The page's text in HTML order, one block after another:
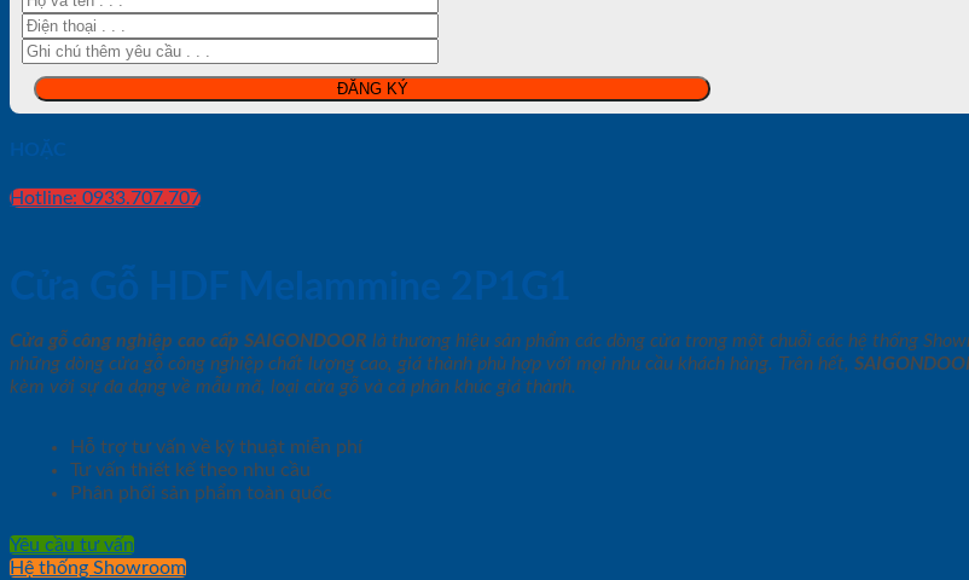
HOẶC
Hotline: 0933.707.707
Cửa Gỗ HDF Melammine 2P1G1
Cửa gỗ công nghiệp cao cấp SAIGONDOOR là thương hiệu sản phẩm các dòng cửa trong một chuỗi các hệ thống
những dòng cửa gỗ công nghiệp chất lượng cao, giá thành phù hợp với mọi nhu cầu khách hàng. Trên hết,
kèm với sự đa dạng về mẫu mã, loại cửa gỗ và cả phân khúc giá thành.
Hỗ trợ tư vấn về kỹ thuật miễn phí
Tư vấn thiết kế theo nhu cầu
Phân phối sản phẩm toàn quốc
Yêu cầu tư vấn
Hệ thống Showroom